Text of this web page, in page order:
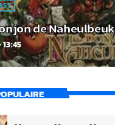
de Naheulbeuk